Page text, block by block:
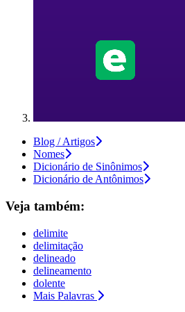
Blog / Artigos
Nomes
Dicionário de Sinônimos
Dicionário de Antônimos
Veja também:
delimite
delimitação
delineado
delineamento
dolente
Mais Palavras